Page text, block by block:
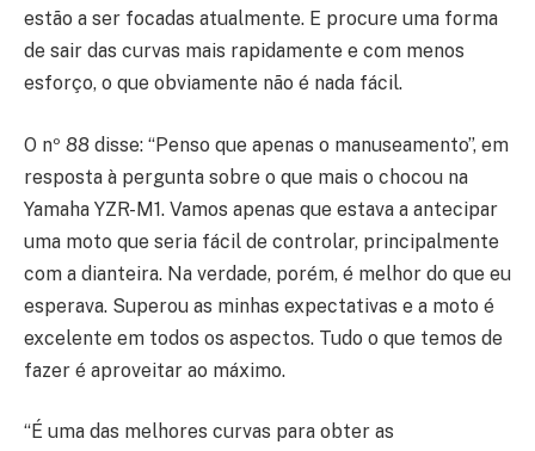
estão a ser focadas atualmente. E procure uma forma
de sair das curvas mais rapidamente e com menos
esforço, o que obviamente não é nada fácil.
O nº 88 disse: “Penso que apenas o manuseamento”, em
resposta à pergunta sobre o que mais o chocou na
Yamaha YZR-M1. Vamos apenas que estava a antecipar
uma moto que seria fácil de controlar, principalmente
com a dianteira. Na verdade, porém, é melhor do que eu
esperava. Superou as minhas expectativas e a moto é
excelente em todos os aspectos. Tudo o que temos de
fazer é aproveitar ao máximo.
“É uma das melhores curvas para obter as